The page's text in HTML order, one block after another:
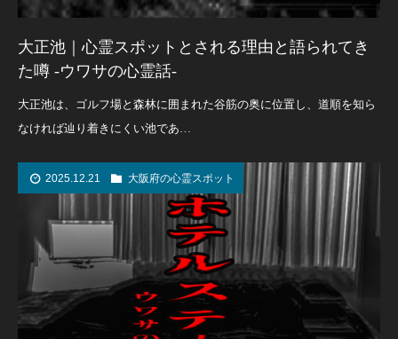
大正池｜心霊スポットとされる理由と語られてき
た噂 -ウワサの心霊話-
大正池は、ゴルフ場と森林に囲まれた谷筋の奥に位置し、道順を知ら
なければ辿り着きにくい池であ…
2025.12.21 大阪府の心霊スポット